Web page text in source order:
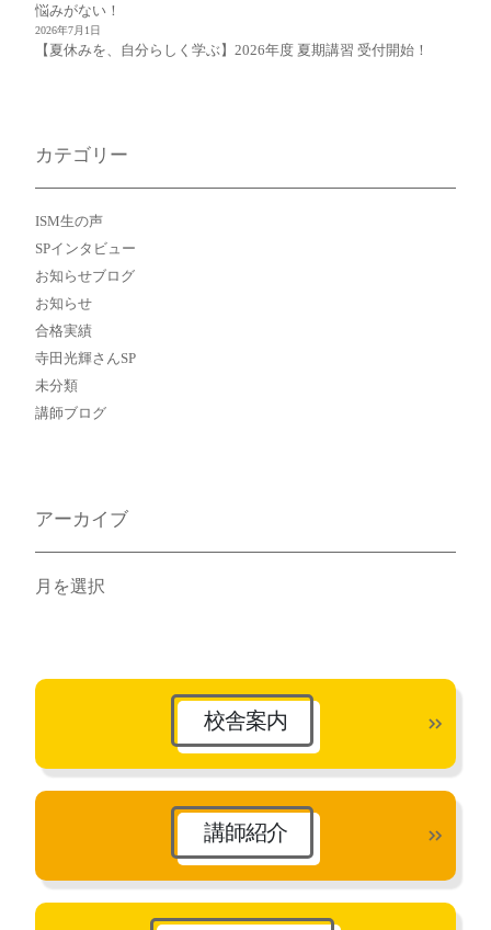
悩みがない！
【夏休みを、自分らしく学ぶ】2026年度 夏期講習 受付開始！
2026年7月1日
カテゴリー
ISM生の声
SPインタビュー
お知らせブログ
お知らせ
合格実績
寺田光輝さんSP
未分類
講師ブログ
アーカイブ
ア
ブ
校舎案内
講師紹介